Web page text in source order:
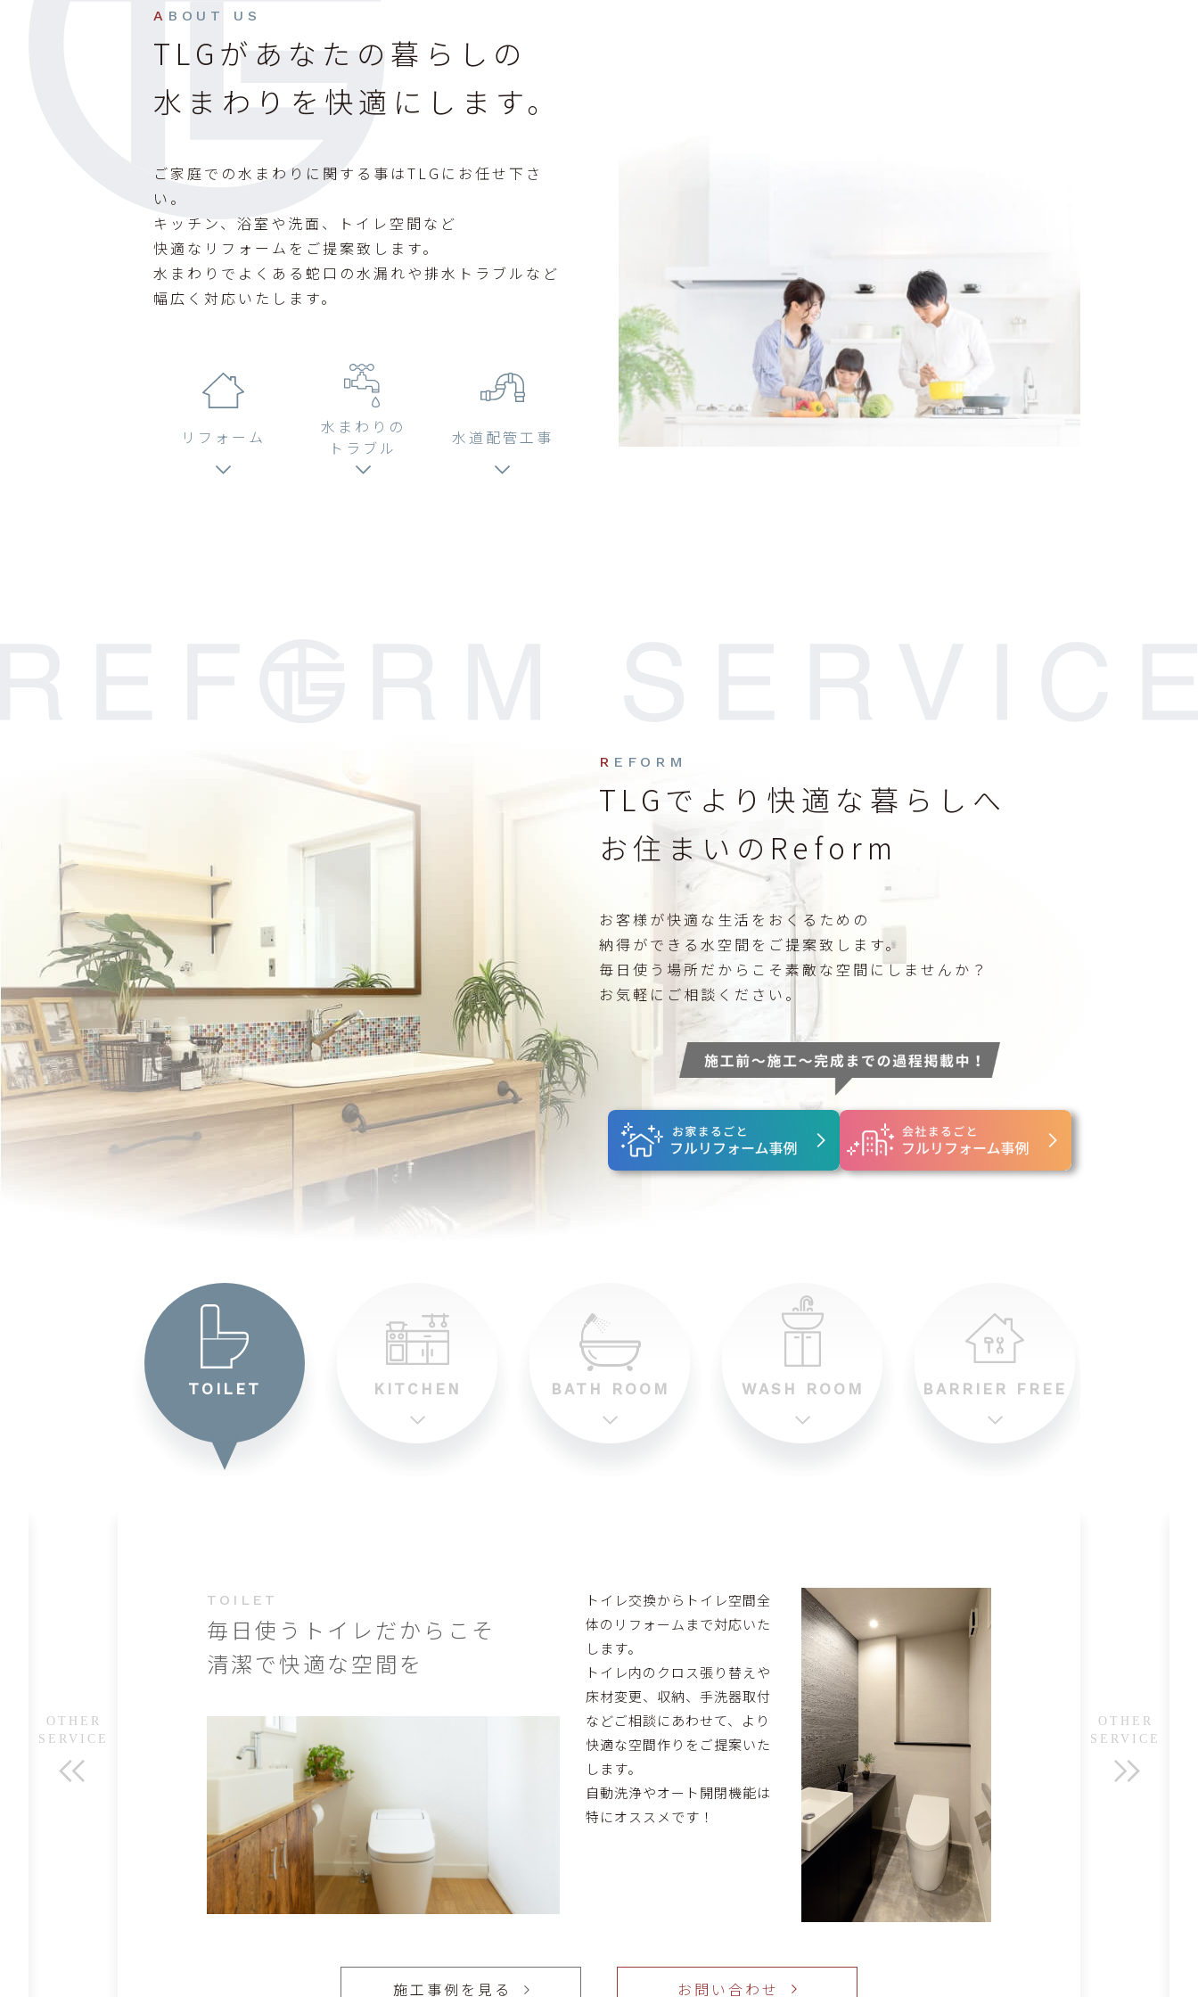
ABOUT US
TLGがあなたの暮らしの
水まわりを快適にします。
ご家庭での水まわりに関する事はTLGにお任せ下さ
い。
キッチン、浴室や洗面、トイレ空間など
快適なリフォームをご提案致します。
水まわりでよくある蛇口の水漏れや排水トラブルなど
幅広く対応いたします。
リフォーム
水まわりの
トラブル
水道配管工事
REFORM
TLGでより快適な暮らしへ
お住まいのReform
お客様が快適な生活をおくるための
納得ができる水空間をご提案致します。
毎日使う場所だからこそ素敵な空間にしませんか？
お気軽にご相談ください。
TOILET KITCHEN BATH ROOM WASH ROOM BARRIER FREE
TOILET
毎日使うトイレだからこそ
清潔で快適な空間を
トイレ交換からトイレ空間全
体のリフォームまで対応いた
します。
トイレ内のクロス張り替えや
床材変更、収納、手洗器取付
などご相談にあわせて、より
快適な空間作りをご提案いた
します。
自動洗浄やオート開閉機能は
特にオススメです！
施工事例を見る お問い合わせ
蛇口の水漏れ・修理・交換
トイレの詰まり・故障修理
排水管・排水口の詰まり修理
エコキュート交換工事・修理
排水管高圧洗浄
お問い合わせ
0538-86-6841
平日・土・祝 8:00~18:00
毎週日曜定休日
新築給排水工事
住宅・店舗給排水工事
雨水工事
ポンプ工事
給水ポンプ工事・排水ポンプ工
事
屋外水栓柱・ガーデンパン
パン設置工事
ご相談ください。
お問い合わせ
0538-86-6841
平日・土・祝 8:00~18:00
毎週日曜定休日